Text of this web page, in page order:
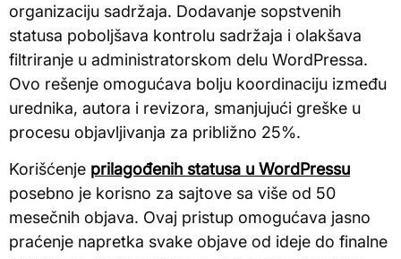
organizaciju sadržaja. Dodavanje sopstvenih
statusa poboljšava kontrolu sadržaja i olakšava
filtriranje u administratorskom delu WordPressa.
Ovo rešenje omogućava bolju koordinaciju između
urednika, autora i revizora, smanjujući greške u
procesu objavljivanja za približno 25%.
Korišćenje prilagođenih statusa u WordPressu
posebno je korisno za sajtove sa više od 50
mesečnih objava. Ovaj pristup omogućava jasno
praćenje napretka svake objave od ideje do finalne